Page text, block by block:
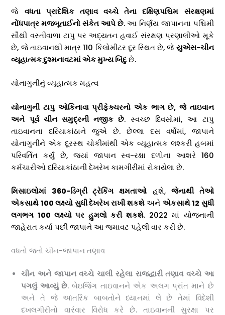
જે વધતા પ્રાદેશિક તણાવ વચ્ચે તેના દક્ષિણપશ્ચિમ સંરક્ષણમાં
નોંધપાત્ર મજબૂતાઈનો સંકેત આપે છે. આ નિર્ણય જાપાનના પશ્ચિમી
સૌથી વસ્તીવાળા ટાપુ પર અદ્યતન હવાઈ સંરક્ષણ પ્રણાલીઓ મૂકે
છે, જે તાઇવાનથી માત્ર 110 કિલોમીટર દૂર સ્થિત છે, જે યુએસ-ચીન
વ્યૂહાત્મક દુશ્મનાવટમાં એક મુખ્ય બિંદુછે.
યોનાગુનીનું વ્યૂહાત્મક મહત્વ
યોનાગુની ટાપુ ઓકિનાવા પ્રીફેક્ચરનો એક ભાગ છે, જે તાઇવાન
અને પૂર્વ ચીન સમુદ્રની નજીક છે. સ્વચ્છ દિવસોમાં, આ ટાપુ
તાઇવાનના દરિયાકાંઠાને જુએ છે. છેલ્લા દસ વર્ષોમાં, જાપાને
યોનાગુનીને એક દૂરસ્થ ચોકીમાંથી એક વ્યૂહાત્મક લશ્કરી હબમાં
પરિવર્તિત કર્યું છે, જ્યાં જાપાન સ્વ-રક્ષા દળોના આશરે 160
કર્મચારીઓ દરિયાકાંઠાની દેખરેખ કામગીરીમાં રોકાયેલા છે.
મિસાઇલોમાં 360-ડિગ્રી ટ્રેકિંગ ક્ષમતાઓ હશે,જેનાથી તેઓ
એકસાથે 100 લક્ષ્યો સુધી દેખરેખ રાખી શકશેઅને એકસાથે12 સુધી
લગભગ 100 લક્ષ્યો પર હુમલો કરી શકશે. 2022 માં યોજનાની
જાહેરાત કર્યા પછી જાપાને આ જમાવટ પહેલી વાર કરી છે.
વધતો જતો ચીન-જાપાન તણાવ
ચીન અને જાપાન વચ્ચે ચાલી રહેલા રાજદ્વારી તણાવ વચ્ચે આ
પગલું આવ્યું છે. બેઇજિંગ તાઇવાનને એક અલગ પ્રાંત માને છે
અને તે જે આંતરિક બાબતોને ધ્યાનમાં લે છે તેમાં વિદેશી
દખલગીરીનો વારંવાર વિરોધ કરે છે. તાઇવાનની સુરક્ષા પર